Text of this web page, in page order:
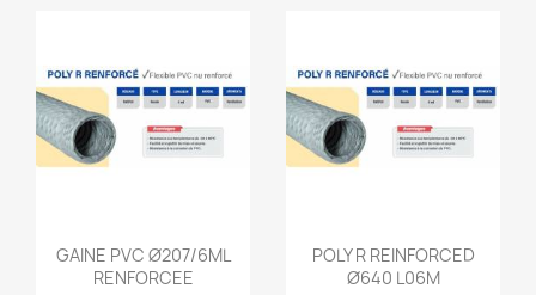
Aperçu rapide
GAINE PVC Ø207/6ML
RENFORCEE
Aperçu rapide
POLY R REINFORCED
Ø640 L06M